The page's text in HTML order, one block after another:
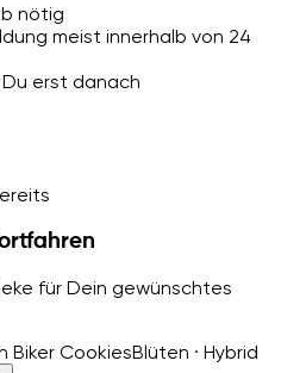
nötig
meist innerhalb von 24
erst danach
für Dein gewünschtes
Biker CookiesBlüten · Hybrid